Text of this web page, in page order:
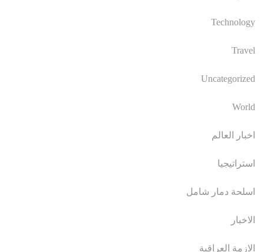
Technology
Travel
Uncategorized
World
اخبار العالم
استراتيجيا
اسلحة دمار شامل
الاخبار
الازمة العراقية